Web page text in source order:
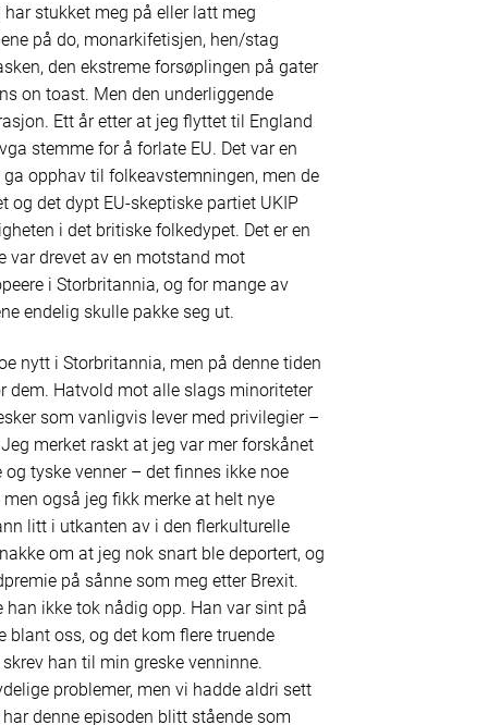
stukket meg på eller latt meg
på do, monarkifetisjen, hen/stag
den ekstreme forsøplingen på gater
on toast. Men den underliggende
Ett år etter at jeg flyttet til England
stemme for å forlate EU. Det var en
opphav til folkeavstemningen, men de
og det dypt EU-skeptiske partiet UKIP
i det britiske folkedypet. Det er en
var drevet av en motstand mot
i Storbritannia, og for mange av
endelig skulle pakke seg ut.
nytt i Storbritannia, men på denne tiden
dem. Hatvold mot alle slags minoriteter
som vanligvis lever med privilegier –
merket raskt at jeg var mer forskånet
tyske venner – det finnes ikke noe
også jeg fikk merke at helt nye
litt i utkanten av i den flerkulturelle
om at jeg nok snart ble deportert, og
på sånne som meg etter Brexit.
han ikke tok nådig opp. Han var sint på
blant oss, og det kom flere truende
han til min greske venninne.
problemer, men vi hadde aldri sett
denne episoden blitt stående som